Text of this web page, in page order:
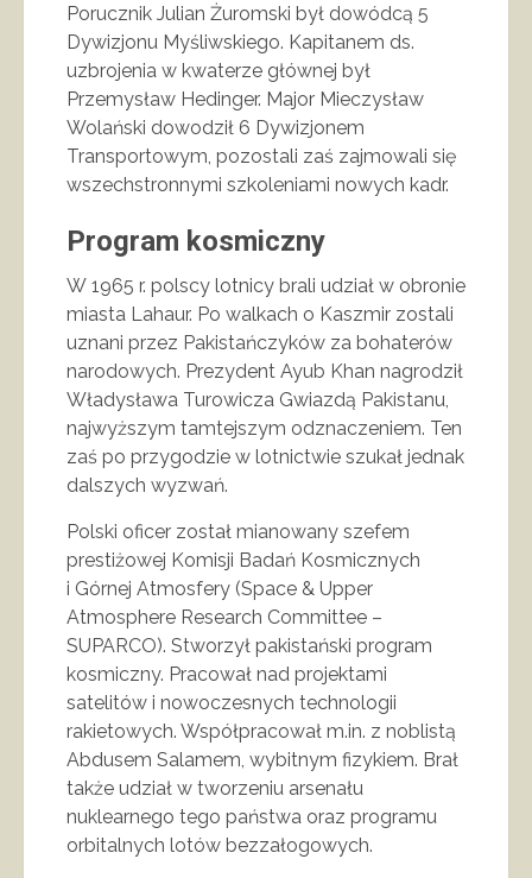
Porucznik Julian Żuromski był dowódcą 5
Dywizjonu Myśliwskiego. Kapitanem ds.
uzbrojenia w kwaterze głównej był
Przemysław Hedinger. Major Mieczysław
Wolański dowodził 6 Dywizjonem
Transportowym, pozostali zaś zajmowali się
wszechstronnymi szkoleniami nowych kadr.
Program kosmiczny
W 1965 r. polscy lotnicy brali udział w obronie
miasta Lahaur. Po walkach o Kaszmir zostali
uznani przez Pakistańczyków za bohaterów
narodowych. Prezydent Ayub Khan nagrodził
Władysława Turowicza Gwiazdą Pakistanu,
najwyższym tamtejszym odznaczeniem. Ten
zaś po przygodzie w lotnictwie szukał jednak
dalszych wyzwań.
Polski oficer został mianowany szefem
prestiżowej Komisji Badań Kosmicznych
i Górnej Atmosfery (Space & Upper
Atmosphere Research Committee –
SUPARCO). Stworzył pakistański program
kosmiczny. Pracował nad projektami
satelitów i nowoczesnych technologii
rakietowych. Współpracował m.in. z noblistą
Abdusem Salamem, wybitnym fizykiem. Brał
także udział w tworzeniu arsenału
nuklearnego tego państwa oraz programu
orbitalnych lotów bezzałogowych.